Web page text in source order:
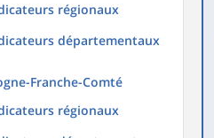
régionaux
départementaux
Franche-Comté
régionaux